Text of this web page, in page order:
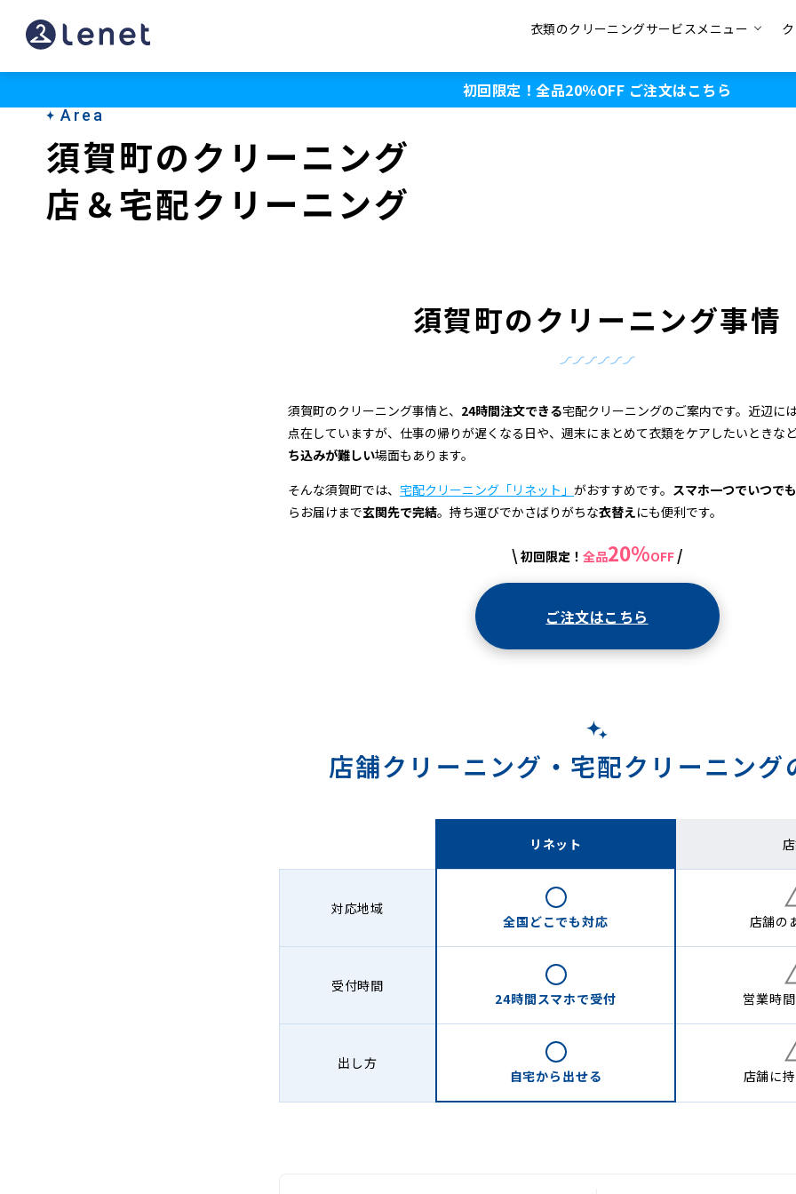
須
賀
衣類のクリーニングサービスメニュー
初回限定！全品20％OFF ご注文はこちら
Area
須賀町のクリーニング
店＆宅配クリーニング
須賀町のクリーニング事情
須賀町のクリーニング事情と、 24時間注文できる宅配クリーニングのご案内です。近辺に
点在していますが、仕事の帰りが遅くなる日や、週末にまとめて衣類をケアしたいときな
ち込みが難しい場面もあります。
そんな須賀町では、 宅配クリーニング「リネット」 がおすすめです。 スマホ一つでいつで
らお届けまで玄関先で完結。持ち運びでかさばりがちな衣替えにも便利です。
\ 初回限定！ 全品20%OFF /
ご注文はこちら
店舗クリーニング・ 宅配クリーニング
リネット
対応地域
全国どこでも対応 店舗の
受付時間
24時間スマホで受付 営業時
出し方
自宅から 出せる 店舗に